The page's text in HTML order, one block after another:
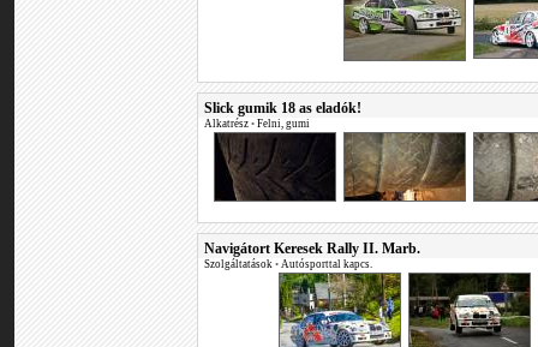
Slick gumik 18 as eladók!
Alkatrész • Felni, gumi
Navigátort Keresek Rally II. Marb.
Szolgáltatások • Autósporttal kapcs.